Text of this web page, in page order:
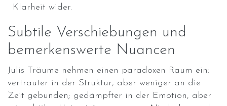
Klarheit wider.
Subtile Verschiebungen und
bemerkenswerte Nuancen
Julis Träume nehmen einen paradoxen Raum ein:
vertrauter in der Struktur, aber weniger an die
Zeit gebunden; gedämpfter in der Emotion, aber